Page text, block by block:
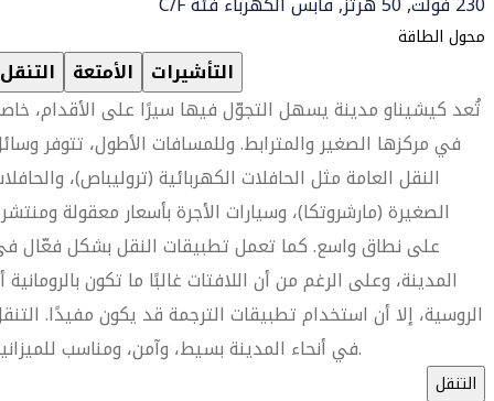
محول الطاقة
التنقل الأمتعة التأشيرات
تُعد كيشيناو مدينة يسهل التجوّل فيها سيرًا على الأقدام،
في مركزها الصغير والمترابط. وللمسافات الأطول، تتوفر
النقل العامة مثل الحافلات الكهربائية (تروليباص)،
الصغيرة (مارشروتكا)، وسيارات الأجرة بأسعار معقولة
على نطاق واسع. كما تعمل تطبيقات النقل بشكل فعّال
المدينة، وعلى الرغم من أن اللافتات غالبًا ما تكون بالرومانية
الروسية، إلا أن استخدام تطبيقات الترجمة قد يكون مفيدًا.
في أنحاء المدينة بسيط، وآمن، ومناسب للميزانية.
التنقل